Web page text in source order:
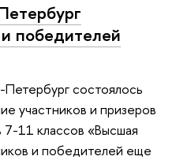
победителей
состоялось
участников и призеров
11 классов «Высшая
и победителей еще